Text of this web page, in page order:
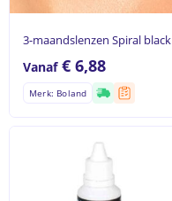
3-maandslenzen Spiral black
Vanaf€ 6,88
Merk: Boland